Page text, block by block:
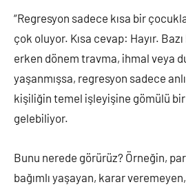
“Regresyon sadece kısa bir
çok oluyor. Kısa cevap: Hayır.
erken dönem travma, ihmal veya
yaşanmışsa, regresyon sadece
kişiliğin temel işleyişine gömülü
gelebiliyor.
Bunu nerede görürüz? Örneğin,
bağımlı yaşayan, karar